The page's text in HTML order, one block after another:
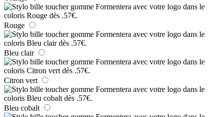
Rouge
Bleu clair
Citron vert
Bleu cobalt